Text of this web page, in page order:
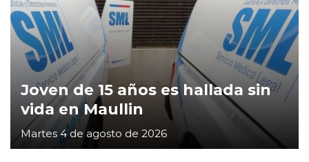
Joven de 15 años es hallada sin
vida en Maullin
Martes 4 de agosto de 2026